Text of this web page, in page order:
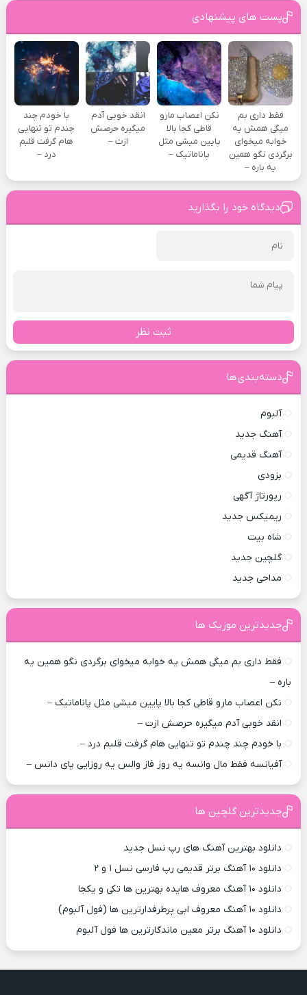
پست های پیشنهادی
فقط داری بم
میگی همش یه
خوابه میخوای
برگردی نگو همین
یه باره –
نکن اعصاب مارو
قاطی کجا بالا
پایین میشی مثل
پاناماتیک –
انقد خوبی آدم
میگیره حرصش
ازت –
با خودم چند
چندم تو تنهایی
هام گرفت قلبم
درد –
دیدگاه خود را بگذارید
ثبت نظر
دسته‌بندی‌ها
آلبوم
آهنگ جدید
آهنگ قدیمی
بزودی
رپورتاژ آگهی
ریمیکس جدید
شاه بیت
گلچین جدید
مداحی جدید
جدیدترین موزیک ها
فقط داری بم میگی همش یه خوابه میخوای برگردی نگو همین یه
باره –
نکن اعصاب مارو قاطی کجا بالا پایین میشی مثل پاناماتیک –
انقد خوبی آدم میگیره حرصش ازت –
با خودم چند چندم تو تنهایی هام گرفت قلبم درد –
آفیانسه فقط مال وانسه یه روز فاز والس یه روزایی پای دانس –
جدیدترین گلچین ها
دانلود بهترین آهنگ های رپ نسل جدید
دانلود ۱۰ آهنگ برتر قدیمی رپ فارسی نسل ۱ و ۲
دانلود ۱۰ آهنگ معروف هایده بهترین ها تکی و یکجا
دانلود ۱۰ آهنگ معروف ابی پرطرفدارترین ها (فول آلبوم)
دانلود ۱۰ آهنگ برتر معین ماندگارترین ها فول آلبوم